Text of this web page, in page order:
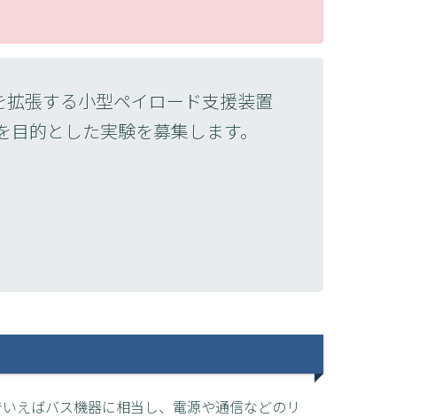
拡張する小型ペイロード支援装置
的とした実験を募集します。
えばバス機器に相当し、電源や通信などのリ